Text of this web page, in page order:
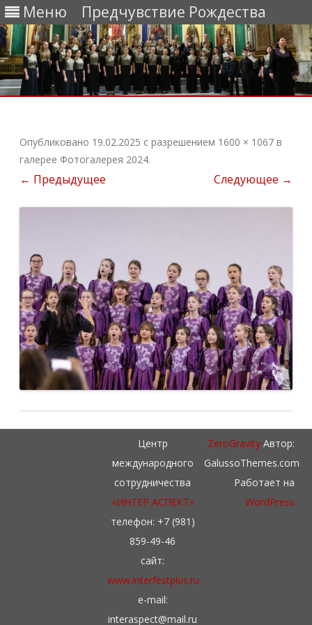
Меню Предчувствие Рождества
Опубликовано 19.02.2025 с разрешением 1600 × 1067 в
галерее Фотогалерея 2024.
← Предыдущее Следующее →
Центр
международного
сотрудничества
«ИНТЕР АСПЕКТ»
телефон: +7 (981)
859-49-46
сайт:
www.interfestplus.ru
e-mail:
interaspect@mail.ru
ZeroGravityАвтор:
GalussoThemes.com
Работает на
WordPress